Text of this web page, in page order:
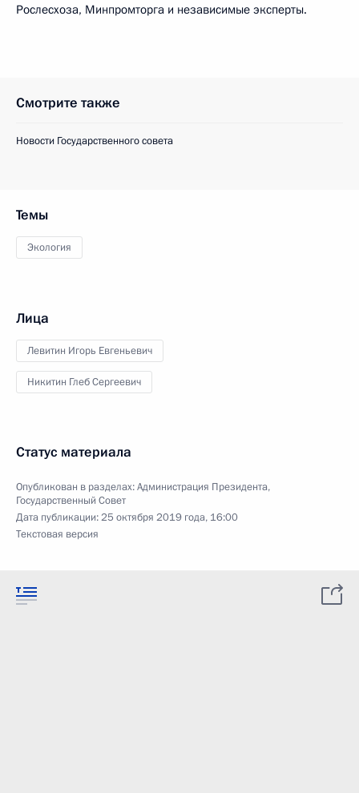
Рослесхоза, Минпромторга и независимые эксперты.
Смотрите также
Новости Государственного совета
Темы
Экология
Лица
Левитин Игорь Евгеньевич
Никитин Глеб Сергеевич
Статус материала
Опубликован в разделах:Администрация Президента,
Государственный Совет
Дата публикации:25 октября 2019 года, 16:00
Текстовая версия